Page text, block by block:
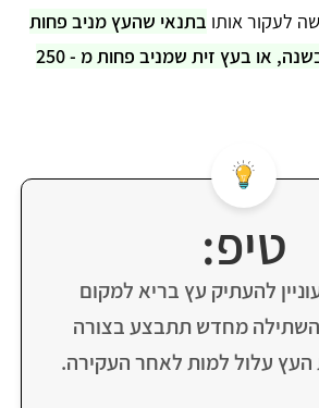
לעקור אותו בתנאי שהעץ מניב פחות
מ- 1,200 ק"ג פירות בשנה, או בעץ זית שמניב פחות מ - 250
טיפ:
להעתיק עץ בריא למקום
מחדש תתבצע בצורה
עלול למות לאחר העקירה.